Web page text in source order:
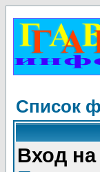
Список
Вход